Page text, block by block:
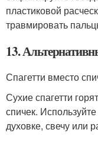
пластиковой
травмировать
13.
Спагетти вместо
Сухие спагетти
спичек.
духовке, свечу или